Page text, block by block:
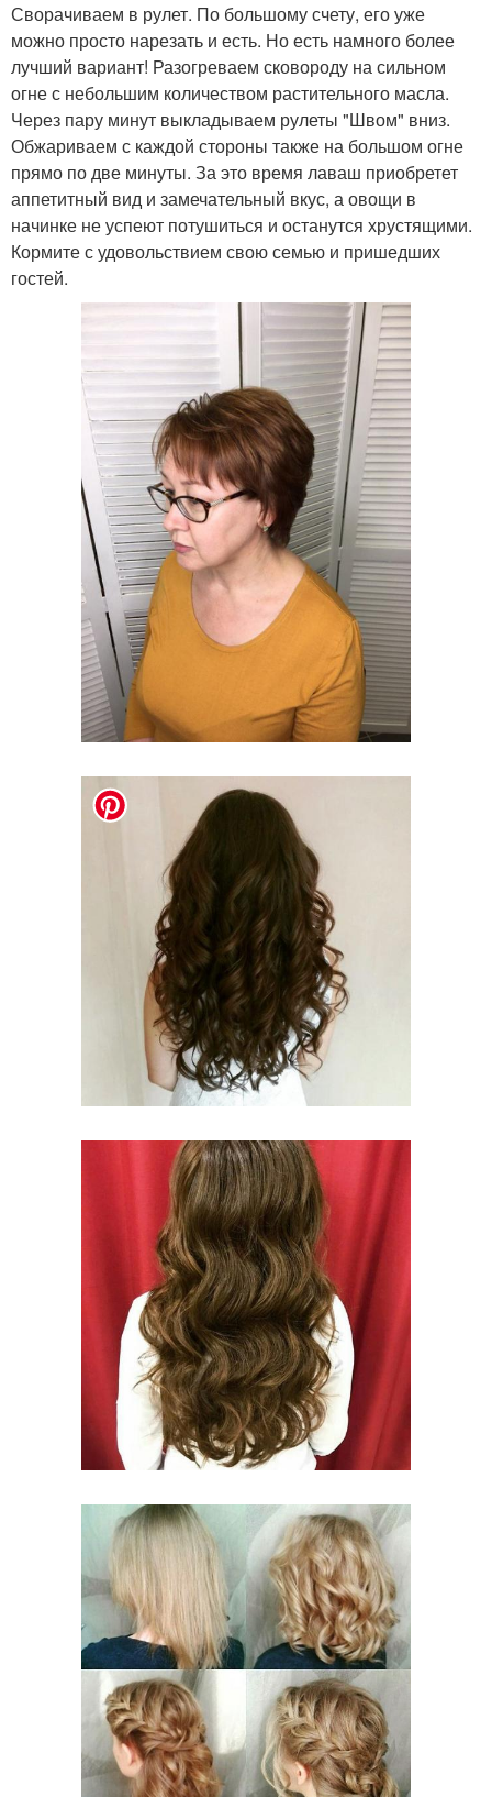
Сворачиваем в рулет. По большому счету, его уже
можно просто нарезать и есть. Но есть намного более
лучший вариант! Разогреваем сковороду на сильном
огне с небольшим количеством растительного масла.
Через пару минут выкладываем рулеты "Швом" вниз.
Обжариваем с каждой стороны также на большом огне
прямо по две минуты. За это время лаваш приобретет
аппетитный вид и замечательный вкус, а овощи в
начинке не успеют потушиться и останутся хрустящими.
Кормите с удовольствием свою семью и пришедших
гостей.